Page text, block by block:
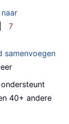
7
samenvoegen
40+ andere